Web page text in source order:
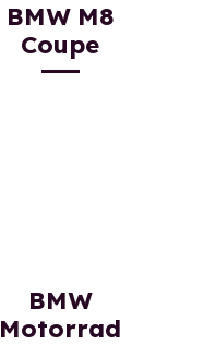
BMW M8
Coupe
BMW
Motorrad